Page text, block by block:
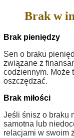
Brak w
Brak pieniędzy
Sen o braku
związane z
codziennym. Może
oszczędzać.
Brak miłości
Jeśli śnisz o braku
samotna lub
relacjami w swoim